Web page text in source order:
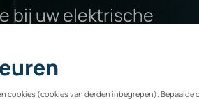
bij uw elektrische
Op maat gemaakt